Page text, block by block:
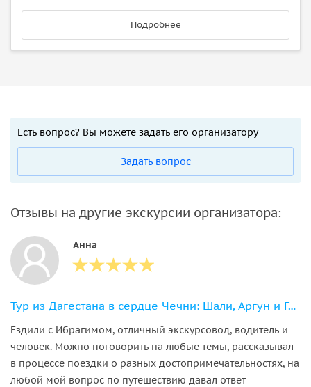
Подробнее
Есть вопрос? Вы можете задать его организатору
Задать вопрос
Отзывы на другие экскурсии организатора:
Анна
Тур из Дагестана в сердце Чечни: Шали, Аргун и Грозный
Ездили с Ибрагимом, отличный экскурсовод, водитель и
человек. Можно поговорить на любые темы, рассказывал
в процессе поездки о разных достопримечательностях, на
любой мой вопрос по путешествию давал ответ